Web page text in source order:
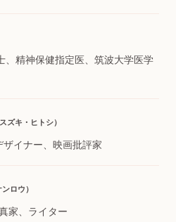
、精神保健指定医、筑波大学医学
スズキ・ヒトシ）
イナー、映画批評家
ロウ）
家、ライター